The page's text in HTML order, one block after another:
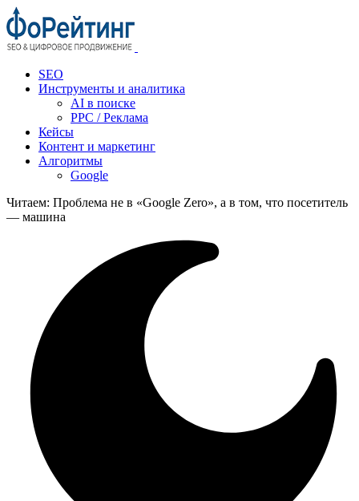
SEO
Инструменты и аналитика
AI в поиске
PPC / Реклама
Кейсы
Контент и маркетинг
Алгоритмы
Google
Читаем: Проблема не в «Google Zero», а в том, что посетитель
— машина